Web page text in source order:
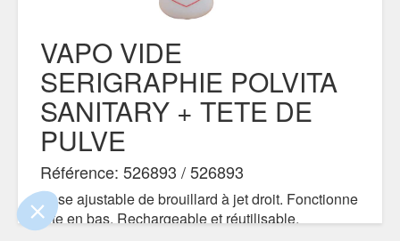
de ce site vous intéresse
aimerait bien vous accompagner
par
VAPO VIDE
SERIGRAPHIE POLVITA
SANITARY + TETE DE
PULVE
Référence: 526893 / 526893
Base ajustable de brouillard à jet droit. Fonctionne
tête en bas. Rechargeable et réutilisable.